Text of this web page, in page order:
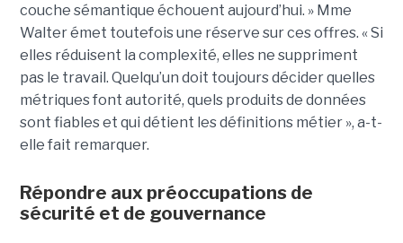
couche sémantique échouent aujourd’hui. » Mme
Walter émet toutefois une réserve sur ces offres. « Si
elles réduisent la complexité, elles ne suppriment
pas le travail. Quelqu’un doit toujours décider quelles
métriques font autorité, quels produits de données
sont fiables et qui détient les définitions métier », a-t-
elle fait remarquer.
Répondre aux préoccupations de
sécurité et de gouvernance